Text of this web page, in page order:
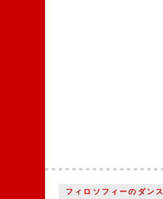
フィロソフィーのダンス